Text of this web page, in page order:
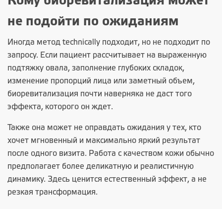
не подойти по ожиданиям
Иногда метод technically подходит, но не подходит по
запросу. Если пациент рассчитывает на выраженную
подтяжку овала, заполнение глубоких складок,
изменение пропорций лица или заметный объем,
биоревитализация почти наверняка не даст того
эффекта, которого он ждет.
Также она может не оправдать ожидания у тех, кто
хочет мгновенный и максимально яркий результат
после одного визита. Работа с качеством кожи обычно
предполагает более деликатную и реалистичную
динамику. Здесь ценится естественный эффект, а не
резкая трансформация.